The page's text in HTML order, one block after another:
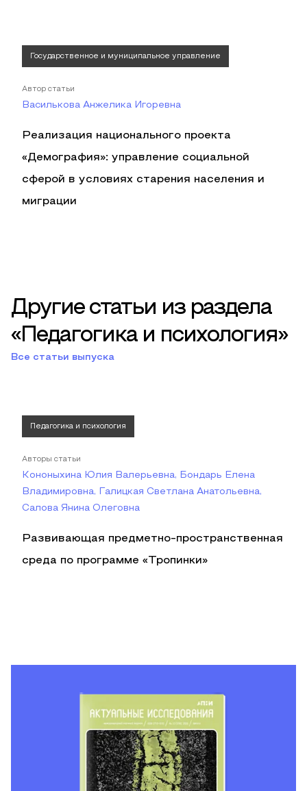
Государственное и муниципальное управление
Автор статьи
Василькова Анжелика Игоревна
Реализация национального проекта
«Демография»: управление социальной
сферой в условиях старения населения и
миграции
Другие статьи из раздела
«Педагогика и психология»
Все статьи выпуска
Педагогика и психология
Авторы статьи
Кононыхина Юлия Валерьевна, Бондарь Елена
Владимировна, Галицкая Светлана Анатольевна,
Салова Янина Олеговна
Развивающая предметно-пространственная
среда по программе «Тропинки»